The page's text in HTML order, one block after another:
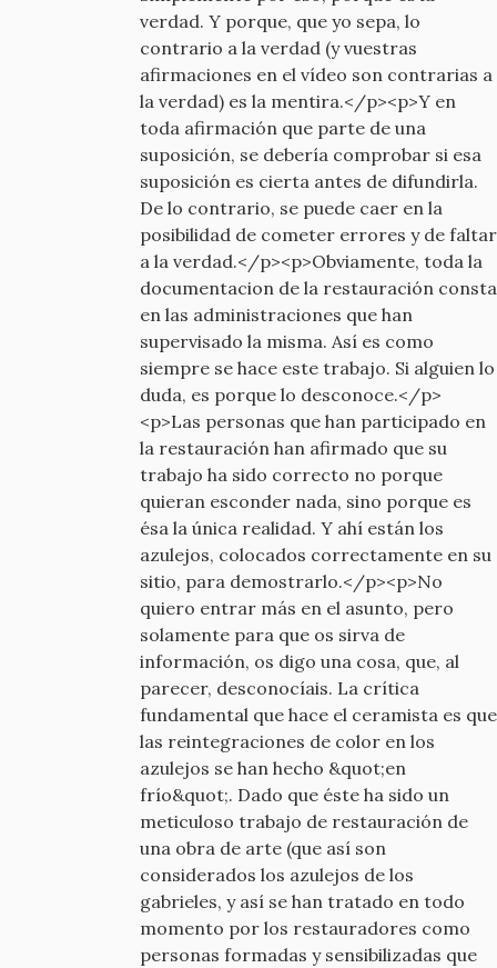
verdad. Y porque, que yo sepa, lo
contrario a la verdad (y vuestras
afirmaciones en el vídeo son contrarias a
la verdad) es la mentira.</p><p>Y en
toda afirmación que parte de una
suposición, se debería comprobar si esa
suposición es cierta antes de difundirla.
De lo contrario, se puede caer en la
posibilidad de cometer errores y de faltar
a la verdad.</p><p>Obviamente, toda la
documentacion de la restauración consta
en las administraciones que han
supervisado la misma. Así es como
siempre se hace este trabajo. Si alguien lo
duda, es porque lo desconoce.</p>
<p>Las personas que han participado en
la restauración han afirmado que su
trabajo ha sido correcto no porque
quieran esconder nada, sino porque es
ésa la única realidad. Y ahí están los
azulejos, colocados correctamente en su
sitio, para demostrarlo.</p><p>No
quiero entrar más en el asunto, pero
solamente para que os sirva de
información, os digo una cosa, que, al
parecer, desconocíais. La crítica
fundamental que hace el ceramista es que
las reintegraciones de color en los
azulejos se han hecho &quot;en
frío&quot;. Dado que éste ha sido un
meticuloso trabajo de restauración de
una obra de arte (que así son
considerados los azulejos de los
gabrieles, y así se han tratado en todo
momento por los restauradores como
personas formadas y sensibilizadas que